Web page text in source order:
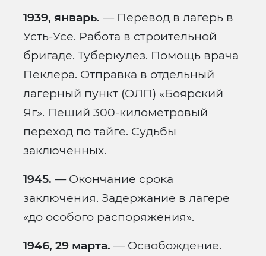
1939, январь. — Перевод в лагерь в
Усть-Усе. Работа в строительной
бригаде. Туберкулез. Помощь врача
Пеклера. Отправка в отдельный
лагерный пункт (ОЛП) «Боярский
Яг». Пеший 300-километровый
переход по тайге. Судьбы
заключенных.
1945. — Окончание срока
заключения. Задержание в лагере
«до особого распоряжения».
1946, 29 марта. — Освобождение.